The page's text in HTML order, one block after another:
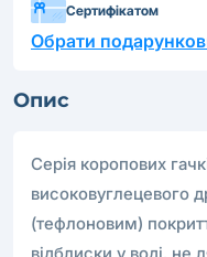
Сертифікатом
Обрати
Опис
Серія коропових
високовуглецевого
(тефлоновим)
відблиски у воді, не